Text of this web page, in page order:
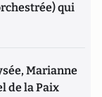
qui
Marianne
de la Paix